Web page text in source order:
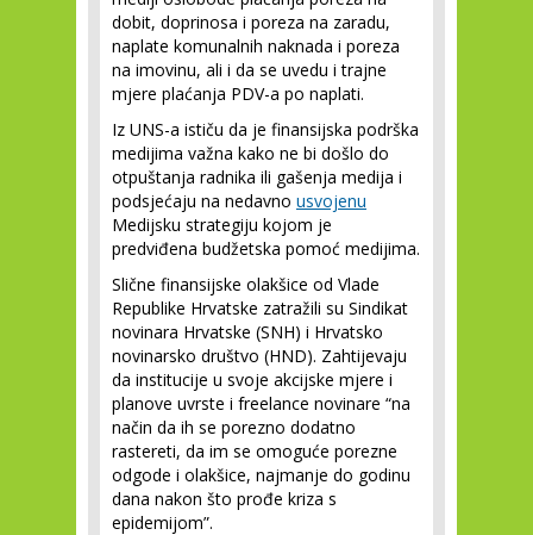
dobit, doprinosa i poreza na zaradu,
naplate komunalnih naknada i poreza
na imovinu, ali i da se uvedu i trajne
mjere plaćanja PDV-a po naplati.
Iz UNS-a ističu da je finansijska podrška
medijima važna kako ne bi došlo do
otpuštanja radnika ili gašenja medija i
podsjećaju na nedavno usvojenu
Medijsku strategiju kojom je
predviđena budžetska pomoć medijima.
Slične finansijske olakšice od Vlade
Republike Hrvatske zatražili su Sindikat
novinara Hrvatske (SNH) i Hrvatsko
novinarsko društvo (HND). Zahtijevaju
da institucije u svoje akcijske mjere i
planove uvrste i freelance novinare “na
način da ih se porezno dodatno
rastereti, da im se omoguće porezne
odgode i olakšice, najmanje do godinu
dana nakon što prođe kriza s
epidemijom”.